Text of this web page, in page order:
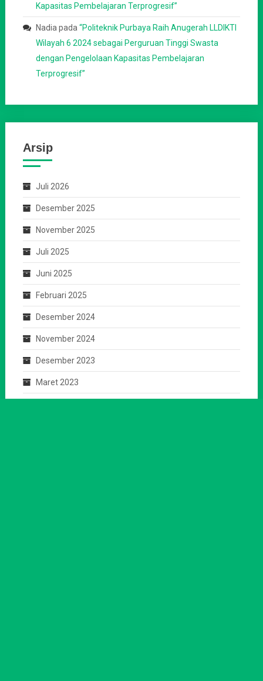
Kapasitas Pembelajaran Terprogresif”
Nadia pada “Politeknik Purbaya Raih Anugerah LLDIKTI
Wilayah 6 2024 sebagai Perguruan Tinggi Swasta
dengan Pengelolaan Kapasitas Pembelajaran
Terprogresif”
Arsip
Juli 2026
Desember 2025
November 2025
Juli 2025
Juni 2025
Februari 2025
Desember 2024
November 2024
Desember 2023
Maret 2023